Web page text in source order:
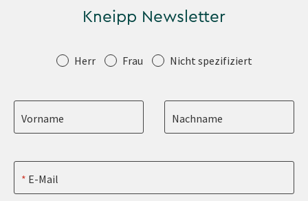
Kneipp Newsletter
Anrede Herr Frau Nicht spezifiziert
Vorname Nachname
E-Mail